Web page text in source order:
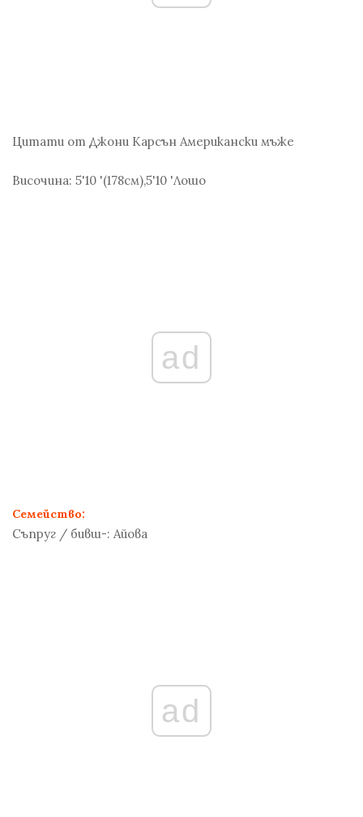
Цитати от Джони Карсън Американски мъже
Височина: 5'10 '(178см),5'10 'Лошо
ad
Семейство:
Съпруг / бивш-: Айова
ad